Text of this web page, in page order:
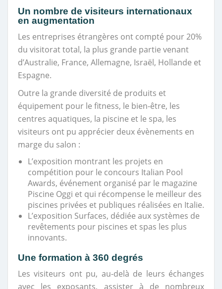
Un nombre de visiteurs internationaux
en augmentation
Les entreprises étrangères ont compté pour 20%
du visitorat total, la plus grande partie venant
d’Australie, France, Allemagne, Israël, Hollande et
Espagne.
Outre la grande diversité de produits et
équipement pour le fitness, le bien-être, les
centres aquatiques, la piscine et le spa, les
visiteurs ont pu apprécier deux évènements en
marge du salon :
L’exposition montrant les projets en
compétition pour le concours Italian Pool
Awards, événement organisé par le magazine
Piscine Oggi et qui récompense le meilleur des
piscines privées et publiques réalisées en Italie.
L’exposition Surfaces, dédiée aux systèmes de
revêtements pour piscines et spas les plus
innovants.
Une formation à 360 degrés
Les visiteurs ont pu, au-delà de leurs échanges
avec les exposants, assister à de nombreux